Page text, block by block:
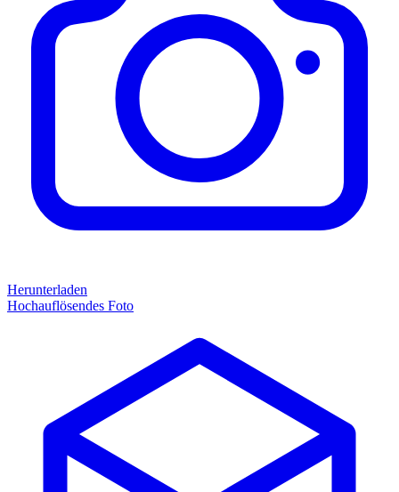
Herunterladen
Hochauflösendes Foto